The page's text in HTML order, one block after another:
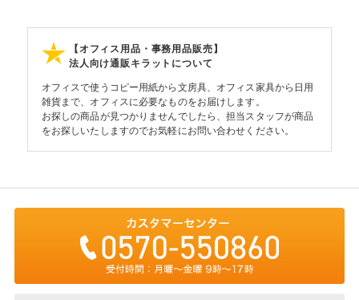
【オフィス用品・事務用品販売】
法人向け通販キラットについて
オフィスで使うコピー用紙から文房具、オフィス家具から日用
雑貨まで、オフィスに必要なものをお届けします。
お探しの商品が見つかりませんでしたら、担当スタッフが商品
をお探しいたしますのでお気軽にお問い合わせください。